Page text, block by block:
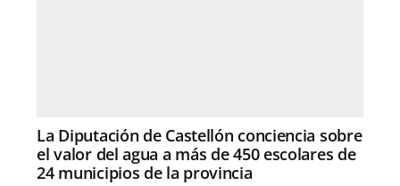
La Diputación de Castellón conciencia sobre
el valor del agua a más de 450 escolares de
24 municipios de la provincia